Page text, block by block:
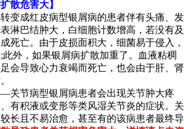
散危害大】
变成红皮病型银屑病的患者伴有头痛、发
淋巴结肿大，白细胞计数增高，若没有及
死亡。由于皮损面积大，细菌易于侵入，
外，如果银屑病扩散加重了。血液粘稠
会导致心力衰竭而死亡，也会由于肝、肾
关节病型银屑病患者会出现关节肿大疼
有积液或变形等类风湿关节炎的症状。关
长且不易治愈，甚至有的该病患者最终导